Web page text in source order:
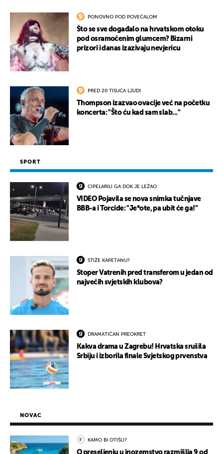
PONOVNO POD POVEĆALOM
Što se sve događalo na hrvatskom otoku
pod osramoćenim glumcem? Bizarni
prizori i danas izazivaju nevjericu
PRED 20 TISUĆA LJUDI
Thompson izazvao ovacije već na početku
koncerta: "Što ću kad sam slab..."
SPORT
CIPELARILI GA DOK JE LEŽAO
VIDEO Pojavila se nova snimka tučnjave
BBB-a i Torcide: "Je*ote, pa ubit će ga!"
STIŽE KAPETANU?
Stoper Vatrenih pred transferom u jedan od
najvećih svjetskih klubova?
DRAMATIČAN PREOKRET
Kakva drama u Zagrebu! Hrvatska srušila
Srbiju i izborila finale Svjetskog prvenstva
NOVAC
KAMO BI OTIŠLI?
O preseljenju u inozemstvo razmišlja 9 od